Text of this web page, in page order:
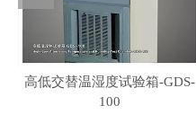
高低交替温湿度试验箱-GDS-
100